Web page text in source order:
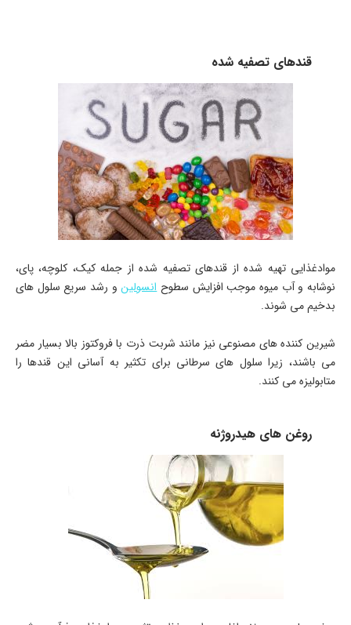
قندهای تصفیه شده
موادغذایی تهیه شده از قندهای تصفیه شده از جمله کیک، کلوچه، پای،
نوشابه و آب میوه موجب افزایش سطوحانسولینو رشد سریع سلول های
بدخیم می شوند.
شیرین کننده های مصنوعی نیز مانند شربت ذرت با فروکتوز بالا بسیار مضر
می باشند، زیرا سلول های سرطانی برای تکثیر به آسانی این قندها را
متابولیزه می کنند.
روغن های هیدروژنه